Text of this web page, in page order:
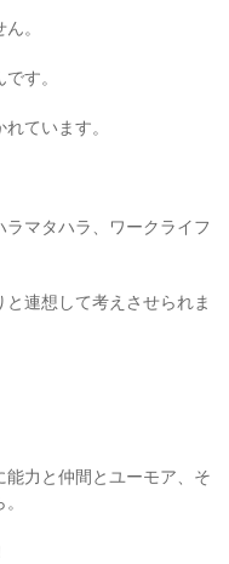
。
す。
ています。
マタハラ、ワークライフ
連想して考えさせられま
力と仲間とユーモア、そ